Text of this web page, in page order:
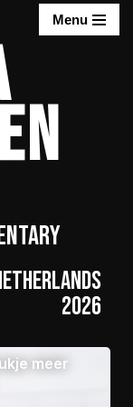
Menu
2026
meer